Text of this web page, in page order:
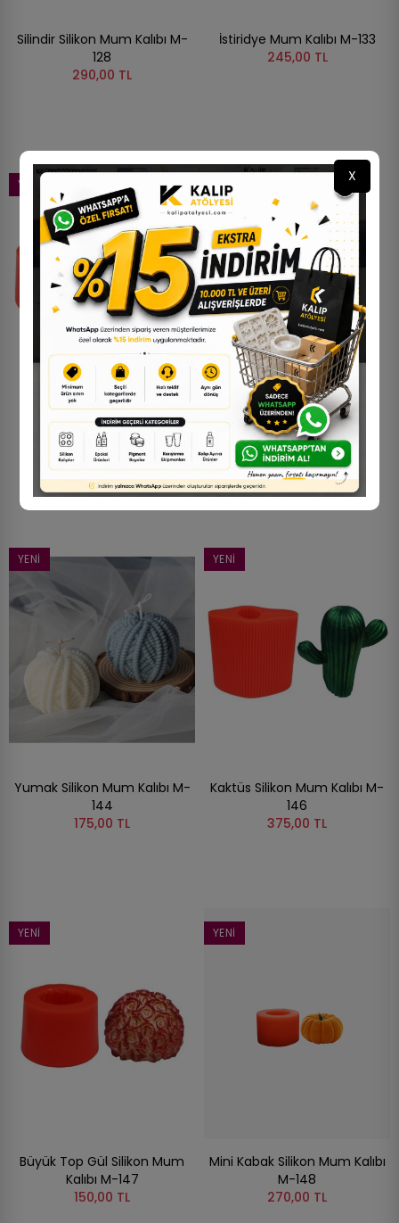
Silindir Silikon Mum Kalıbı M-
128
290,00 TL
İstiridye Mum Kalıbı M-133
245,00 TL
YENI
Hera Mum Kalıbı M-135
210,00 TL
YENI
STOKTA YOK
Venüs - Kadın Büstü Mum
Kalıbı M-136
290,00 TL
YENI
Yumak Silikon Mum Kalıbı M-
144
175,00 TL
YENI
Kaktüs Silikon Mum Kalıbı M-
146
375,00 TL
YENI
Büyük Top Gül Silikon Mum
Kalıbı M-147
150,00 TL
YENI
Mini Kabak Silikon Mum Kalıbı
M-148
270,00 TL
X